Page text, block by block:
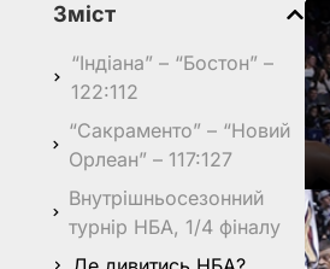
Зміст
“Індіана” – “Бостон” –
122:112
“Сакраменто” – “Новий
Орлеан” – 117:127
Внутрішньосезонний
турнір НБА, 1/4 фіналу